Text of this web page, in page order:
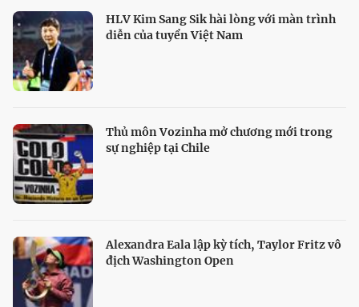
HLV Kim Sang Sik hài lòng với màn trình
diễn của tuyển Việt Nam
Thủ môn Vozinha mở chương mới trong
sự nghiệp tại Chile
Alexandra Eala lập kỳ tích, Taylor Fritz vô
địch Washington Open